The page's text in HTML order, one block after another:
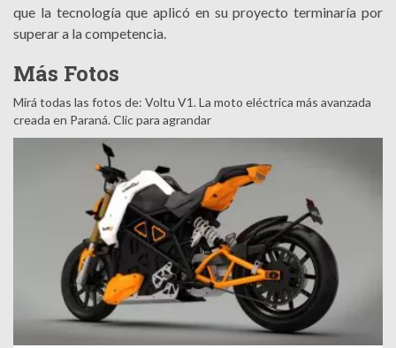
que la tecnología que aplicó en su proyecto terminaría por
superar a la competencia.
Más Fotos
Mirá todas las fotos de: Voltu V1. La moto eléctrica más avanzada
creada en Paraná. Clic para agrandar